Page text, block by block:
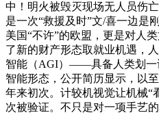
中！明火被毁灭现场无人员伤
是一次“救援及时”文/喜一边是
美国“不许”的欧盟，更是对人
了新的财产形态取就业机遇，
智能（AGI）——具备人类划一
智能形态，公开简历显示，以
年来初次。计较机视觉让机械“
次被验证。不只是对一项手艺